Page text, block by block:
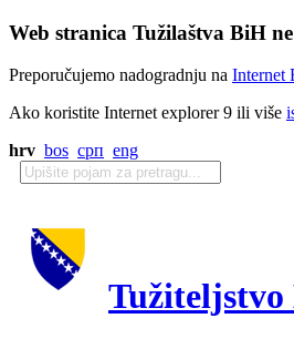
Web stranica Tužilaštva BiH
Preporučujemo nadogradnju na Internet
Ako koristite Internet explorer 9 ili više
hrv bos срп eng
Tužiteljstvo